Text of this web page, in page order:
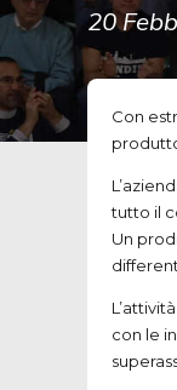
20
Con
tutto il
Un
con le